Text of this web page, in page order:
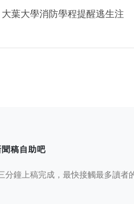
葉大學消防學程提醒逃生注
稿自助吧
分鐘上稿完成，最快接觸最多讀者